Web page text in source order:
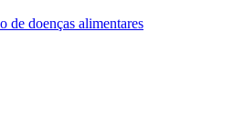
de doenças alimentares